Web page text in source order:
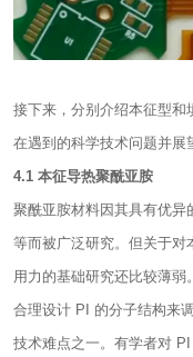
接下来，分别介绍本征型和
在遇到的科学技术问题并展
4.1 本征导热聚酰亚胺
聚酰亚胺材料因其具有优异
等而被广泛研究。但关于对
用力的基础研究还比较薄弱
合理设计 PI 的分子结构来
技术难点之一。有学者对